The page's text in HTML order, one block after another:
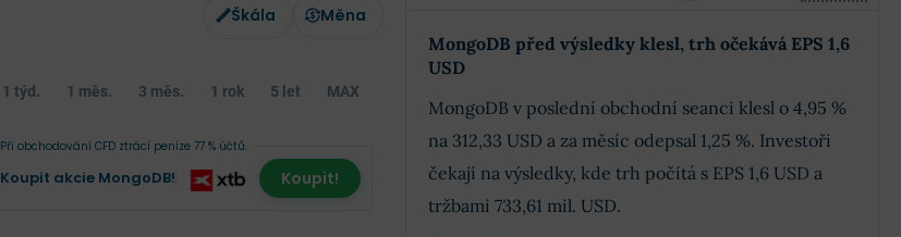
Škála Měna
1 týd. 1 měs. 3 měs. 1 rok 5 let MAX
Koupit akcie MongoDB!
Při obchodování CFD ztrácí peníze 77 % účtů.
Koupit!
MongoDB před výsledky klesl, trh očekává EPS 1,6
USD
MongoDB v poslední obchodní seanci klesl o 4,95 %
na 312,33 USD a za měsíc odepsal 1,25 %. Investoři
čekají na výsledky, kde trh počítá s EPS 1,6 USD a
tržbami 733,61 mil. USD.